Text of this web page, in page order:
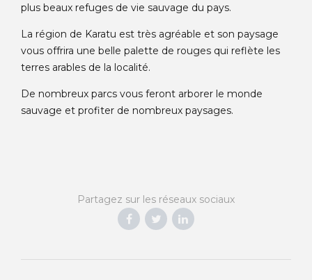
plus beaux refuges de vie sauvage du pays.
La région de Karatu est très agréable et son paysage
vous offrira une belle palette de rouges qui reflète les
terres arables de la localité.
De nombreux parcs vous feront arborer le monde
sauvage et profiter de nombreux paysages.
Partagez sur les réseaux sociaux